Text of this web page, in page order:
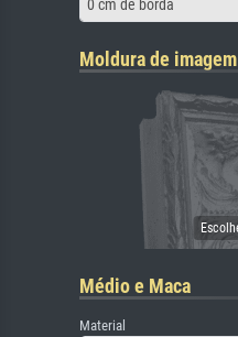
0 cm de borda
Moldura de imagem
Médio e Maca
Material